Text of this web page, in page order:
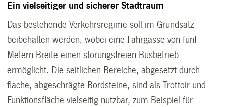
Ein vielseitiger und sicherer Stadtraum
Das bestehende Verkehrsregime soll im Grundsatz
beibehalten werden, wobei eine Fahrgasse von fünf
Metern Breite einen störungsfreien Busbetrieb
ermöglicht. Die seitlichen Bereiche, abgesetzt durch
flache, abgeschrägte Bordsteine, sind als Trottoir und
Funktionsfläche vielseitig nutzbar, zum Beispiel für